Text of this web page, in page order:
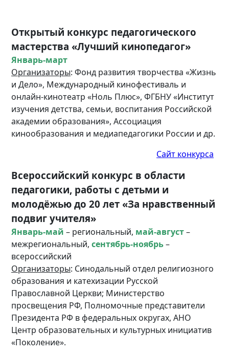
Открытый конкурс педагогического
мастерства «Лучший кинопедагог»
Январь-март
Организаторы: Фонд развития творчества «Жизнь
и Дело», Международный кинофестиваль и
онлайн-кинотеатр «Ноль Плюс», ФГБНУ «Институт
изучения детства, семьи, воспитания Российской
академии образования», Ассоциация
кинообразования и медиапедагогики России и др.
Сайт конкурса
Всероссийский конкурс в области
педагогики, работы с детьми и
молодёжью до 20 лет «За нравственный
подвиг учителя»
Январь-май – региональный, май-август–
межрегиональный, сентябрь-ноябрь–
всероссийский
Организаторы: Синодальный отдел религиозного
образования и катехизации Русской
Православной Церкви; Министерство
просвещения РФ, Полномочные представители
Президента РФ в федеральных округах, АНО
Центр образовательных и культурных инициатив
«Поколение».